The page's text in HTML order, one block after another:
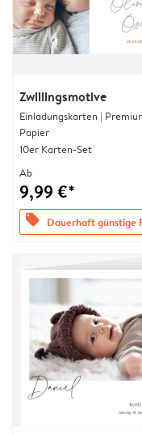
Zwillingsmotive
Einladungskarten |
Papier
10er Karten-Set
Ab
9,99 €*
offers Dauerhaft günstige